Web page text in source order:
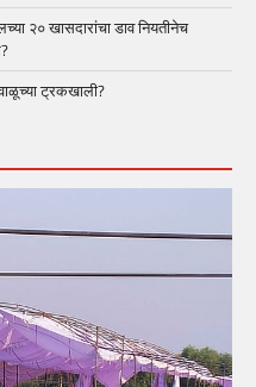
२० खासदारांचा डाव नियतीनेच
ट्रकखाली?